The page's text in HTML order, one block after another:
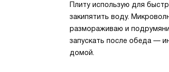
Плиту использую для
закипятить воду.
размораживаю и
запускать после обеда —
домой.